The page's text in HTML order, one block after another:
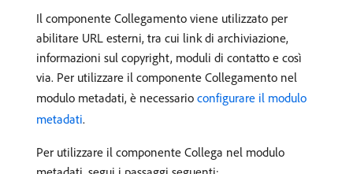
Il componente Collegamento viene utilizzato per
abilitare URL esterni, tra cui link di archiviazione,
informazioni sul copyright, moduli di contatto e così
via. Per utilizzare il componente Collegamento nel
modulo metadati, è necessario configurare il modulo
metadati.
Per utilizzare il componente Collega nel modulo